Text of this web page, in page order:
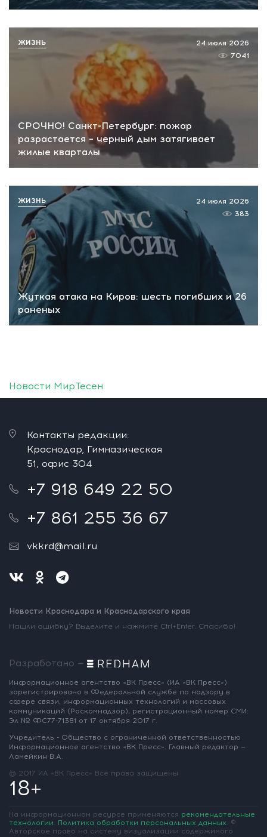
СРОЧНО! Санкт-Петербург: пожар
разрастается – черный дым затягивает
жилые кварталы
24 июля 2026
7041
ЖИЗНЬ
Жуткая атака на Киров: шесть погибших и 26
раненых
24 июля 2026
383
ЖИЗНЬ
Новости МирТесен
Контакты редакции:
Краснодар, Гимназическая
51, офис 304
+7 918 649 22 50
+7 861 255 36 67
vkkrd@mail.ru
Новости Краснодара и Краснодарского края
Нашли ошибку? Выделите и нажмите Ctrl+Enter. Спасибо!
Разработано —
Информационное агентство «ВК Пресс» (ИА «ВК Пресс»)
зарегистрировано в Федеральной службе по надзору в
сфере связи, информационных технологий и массовых
коммуникаций (Роскомнадзор), регистрационный номер СМИ:
Эл № ФС77-71381 от 17 октября 2017 г.
Учредитель - Общество с ограниченной ответственностью
Информационное агентство «ВК Пресс». Главный редактор —
Ламейкин В.А.
@ 2017 ИА «ВК Пресс» Все права защищены
18+
На информационном ресурсе применяются рекомендательные
технологии. Политика обработки персональных данных. ©
Авторское право на систему визуализации содержимого